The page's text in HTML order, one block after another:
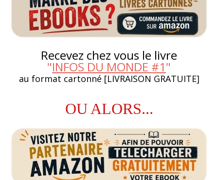
Recevez chez vous le livre
"INFOS DU MONDE #1"
au format cartonné [LIVRAISON GRATUITE]
OU ALORS...